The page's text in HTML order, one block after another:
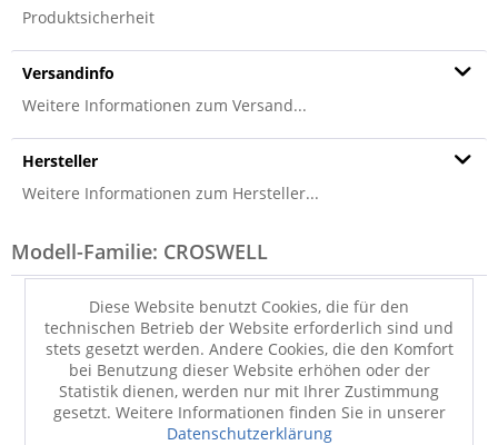
Produktsicherheit
Versandinfo
Weitere Informationen zum Versand...
Hersteller
Weitere Informationen zum Hersteller...
Modell-Familie: CROSWELL
Diese Website benutzt Cookies, die für den
technischen Betrieb der Website erforderlich sind und
stets gesetzt werden. Andere Cookies, die den Komfort
bei Benutzung dieser Website erhöhen oder der
Statistik dienen, werden nur mit Ihrer Zustimmung
gesetzt. Weitere Informationen finden Sie in unserer
Datenschutzerklärung